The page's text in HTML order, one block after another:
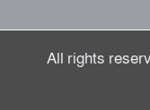
All rights